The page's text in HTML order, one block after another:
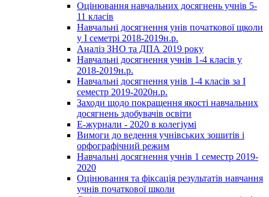
Оцінювання навчальних досягнень учнів 5-
11 класів
Навчальні досягнення унів початкової щколи
у І семетрі 2018-2019н.р.
Аналіз ЗНО та ДПА 2019 року
Навчальні досягнення учнів 1-4 класів у
2018-2019н.р.
Навчальні досягнення унів 1-4 класів за І
семестр 2019-2020н.р.
Заходи щодо покращення якості навчальних
досягнень здобувачів освіти
Е-журнали - 2020 в колегіумі
Вимоги до ведення учнівських зошитів і
орфографічний режим
Навчальні досягнення учнів 1 семестр 2019-
2020
Оцінювання та фіксація результатів навчання
учнів початкової школи